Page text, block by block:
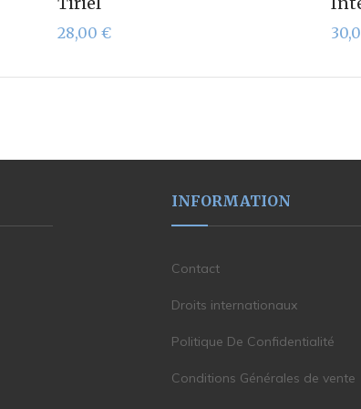
28,00 €
INFORMATION
Contact
Droits internationaux
Politique De Confidentialité
Conditions Générales de vente